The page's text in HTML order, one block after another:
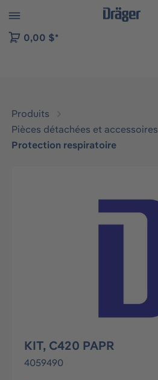
to B2B platform navigation
0,00 $*
Produits
Pièces détachées et
Protection respiratoire
Ignorer la galerie d'images
KIT, C420 PAPR
4059490